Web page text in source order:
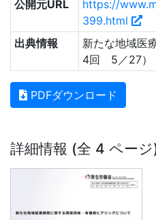
公開元URL
https://
399.html
出典情報
新たな地域医
4回 5／27）
PDFダウンロード
詳細情報 (全 4 ページ